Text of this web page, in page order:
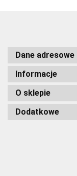
Dane adresowe
Informacje
O sklepie
Dodatkowe